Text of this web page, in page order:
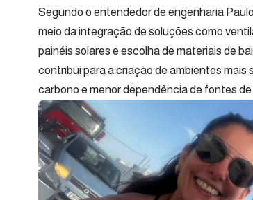
Segundo o entendedor de engenharia
meio da integração de soluções como
painéis solares e escolha de materiais de
contribui para a criação de ambientes
carbono e menor dependência de fontes